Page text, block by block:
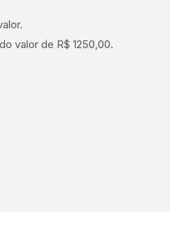
valor de R$ 1250,00.